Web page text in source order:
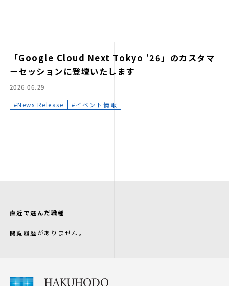
「Google Cloud Next Tokyo ’26」のカスタマ
ーセッションに登壇いたします
2026.06.29
News Release イベント情報
直近で選んだ職種
閲覧履歴がありません。